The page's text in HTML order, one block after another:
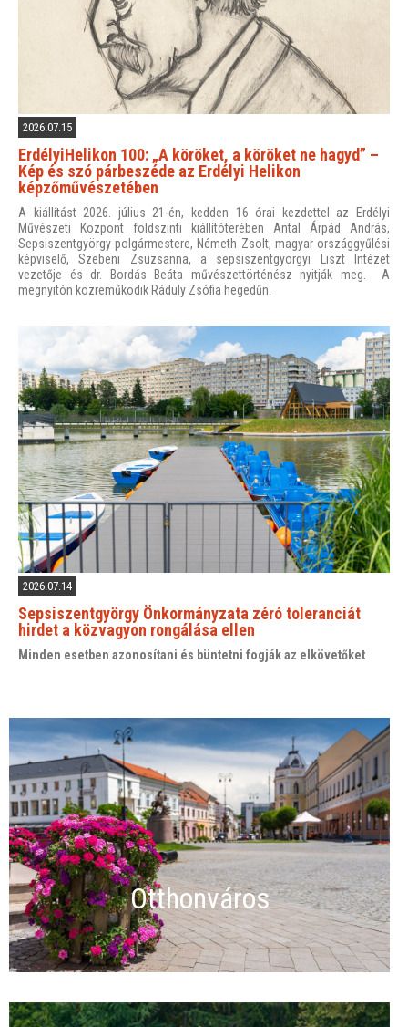
2026.07.15
ErdélyiHelikon 100: „A köröket, a köröket ne hagyd” –
Kép és szó párbeszéde az Erdélyi Helikon
képzőművészetében
A kiállítást 2026. július 21-én, kedden 16 órai kezdettel az Erdélyi
Művészeti Központ földszinti kiállítóterében Antal Árpád András,
Sepsiszentgyörgy polgármestere, Németh Zsolt, magyar országgyűlési
képviselő, Szebeni Zsuzsanna, a sepsiszentgyörgyi Liszt Intézet
vezetője és dr. Bordás Beáta művészettörténész nyitják meg. A
megnyitón közreműködik Ráduly Zsófia hegedűn.
2026.07.14
Sepsiszentgyörgy Önkormányzata zéró toleranciát
hirdet a közvagyon rongálása ellen
Minden esetben azonosítani és büntetni fogják az elkövetőket
Otthonváros